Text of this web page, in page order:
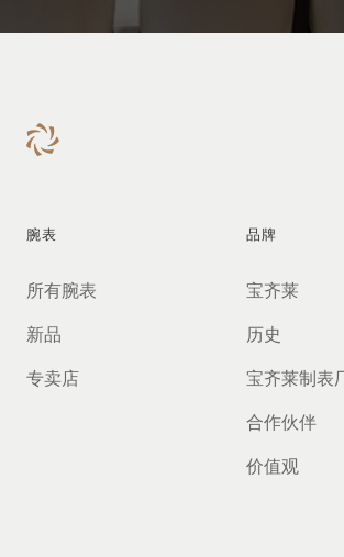
腕表
所有腕表
新品
专卖店
品牌
宝齐莱
历史
宝齐莱制表厂
合作伙伴
价值观